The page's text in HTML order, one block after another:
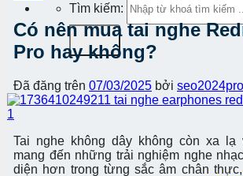
Tìm kiếm:
Có nên mua tai nghe
Pro hay không?
Đã đăng trên 07/03/2025 bởi seo2024pro
Tai nghe không dây không còn xa
mang đến những trải nghiệm nghe
diện hơn trong từng sắc âm chân